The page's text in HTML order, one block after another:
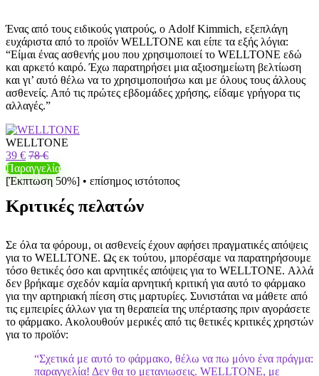
Ένας από τους ειδικούς γιατρούς, ο Adolf Kimmich, εξεπλάγη
ευχάριστα από το προϊόν WELLTONE και είπε τα εξής λόγια:
“Είμαι ένας ασθενής μου που χρησιμοποιεί το WELLTONE εδώ
και αρκετό καιρό. Έχω παρατηρήσει μια αξιοσημείωτη βελτίωση
και γι’ αυτό θέλω να το χρησιμοποιήσω και με όλους τους άλλους
ασθενείς. Από τις πρώτες εβδομάδες χρήσης, είδαμε γρήγορα τις
αλλαγές.”
WELLTONE
39 € 78 €
Παραγγελία
[Έκπτωση 50%] • επίσημος ιστότοπος
Κριτικές πελατών
Σε όλα τα φόρουμ, οι ασθενείς έχουν αφήσει πραγματικές απόψεις
για το WELLTONE. Ως εκ τούτου, μπορέσαμε να παρατηρήσουμε
τόσο θετικές όσο και αρνητικές απόψεις για το WELLTONE. Αλλά
δεν βρήκαμε σχεδόν καμία αρνητική κριτική για αυτό το φάρμακο
για την αρτηριακή πίεση στις μαρτυρίες. Συνιστάται να μάθετε από
τις εμπειρίες άλλων για τη θεραπεία της υπέρτασης πριν αγοράσετε
το φάρμακο. Ακολουθούν μερικές από τις θετικές κριτικές χρηστών
για το προϊόν:
“Σχετικά με αυτό το φάρμακο, θέλω να πω μόνο ένα πράγμα:
παραγγελία! Δεν θα το μετανιωσεις. WELLTONE, με